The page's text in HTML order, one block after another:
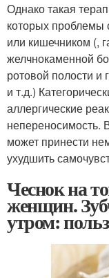
Однако такая
которых проблемы
или кишечником (,
желчнокаменной
ротовой полости и
и т.д.)
аллергические
непереносимость.
может принести
ухудшить
Чеснок на
женщин.
утром: